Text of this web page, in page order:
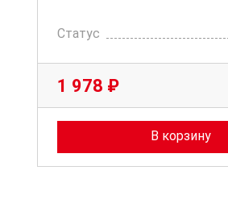
Статус
1 978 ₽
В корзину